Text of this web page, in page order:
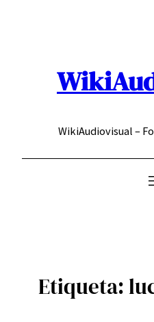
WikiAudiovisual –
Etiqueta: